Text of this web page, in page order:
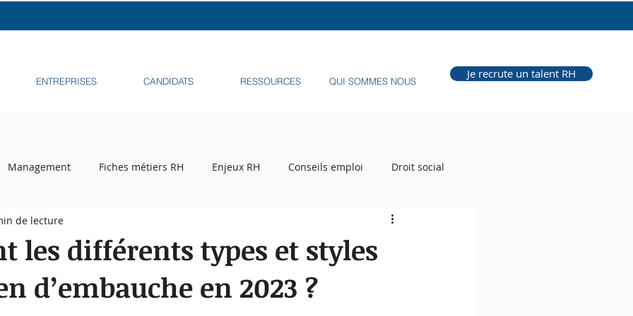
ENTREPRISES CANDIDATS RESSOURCES QUI SOMMES NOUS
Je recrute un talent RH
Management Fiches métiers RH Enjeux RH Conseils emploi Droit social
Auteur RH
les différents types et styles
d’embauche en 2023 ?
de lecture